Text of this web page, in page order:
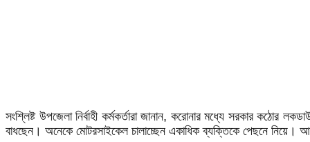
সংশ্লিষ্ট উপজেলা নির্বাহী কর্মকর্তারা জানান, করোনার মধ্যে সরকার কঠোর
বাধছেন। অনেকে মোটরসাইকেল চালাচ্ছেন একাধিক ব্যক্তিকে পেছনে নিয়ে।